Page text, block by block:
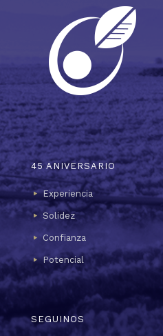
45 ANIVERSARIO
Experiencia
Solidez
Confianza
Potencial
SEGUINOS